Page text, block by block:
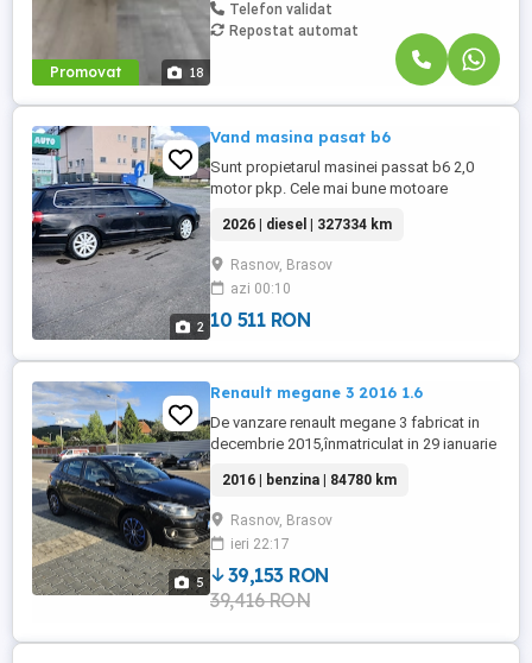
Promovat 18
Telefon validat
Repostat automat
2
Vand masina pasat b6
Sunt propietarul masinei passat b6 2,0
motor pkp. Cele mai bune motoare
2026 | diesel | 327334 km
Rasnov, Brasov
azi 00:10
10 511 RON
5
Renault megane 3 2016 1.6
De vanzare renault megane 3 fabricat in
decembrie 2015,înmatriculat in 29 ianuarie
vedere mecanic masina este foarte
bună,estetic ok prezentând anumite urme
specifice vârstei. Ca si dotări : -clima
automata -comenzi volan -cruise control -
senzori ploaie -senzori ...
2016 | benzina | 84780 km
Rasnov, Brasov
ieri 22:17
39,153 RON
39,416 RON